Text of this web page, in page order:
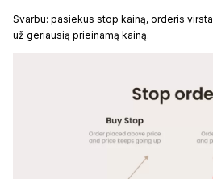
Svarbu: pasiekus stop kainą, orderis virsta
už geriausią prieinamą kainą.